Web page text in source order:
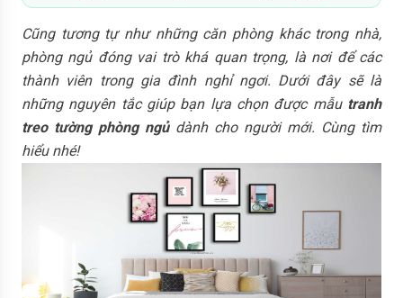
Cũng tương tự như những căn phòng khác trong nhà,
phòng ngủ đóng vai trò khá quan trọng, là nơi để các
thành viên trong gia đình nghỉ ngơi. Dưới đây sẽ là
những nguyên tắc giúp bạn lựa chọn được mẫu tranh
treo tường phòng ngủdành cho người mới. Cùng tìm
hiểu nhé!